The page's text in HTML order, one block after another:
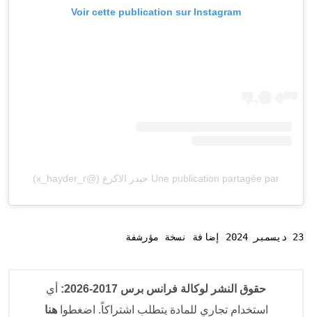
Voir cette publication sur Instagram
Une publication partagée par حيدر الاكرع (@x_hayder_r)
23 ديسمبر 2024 إضافة نسخة مؤرشفة
حقوق النشر لوكالة فرانس برس 2017-2026:
أي
استخدام تجاري للمادة يتطلب اشتراكاً. اضغطواهنا